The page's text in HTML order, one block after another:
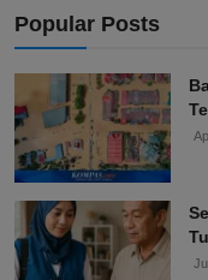
Popular Posts